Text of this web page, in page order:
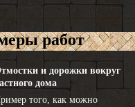
работ
и дорожки вокруг
дома
того, как можно